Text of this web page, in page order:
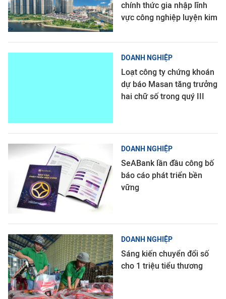
chính thức gia nhập lĩnh
vực công nghiệp luyện kim
DOANH NGHIỆP
Loạt công ty chứng khoán
dự báo Masan tăng trưởng
hai chữ số trong quý III
DOANH NGHIỆP
SeABank lần đầu công bố
báo cáo phát triển bền
vững
DOANH NGHIỆP
Sáng kiến chuyển đổi số
cho 1 triệu tiểu thương